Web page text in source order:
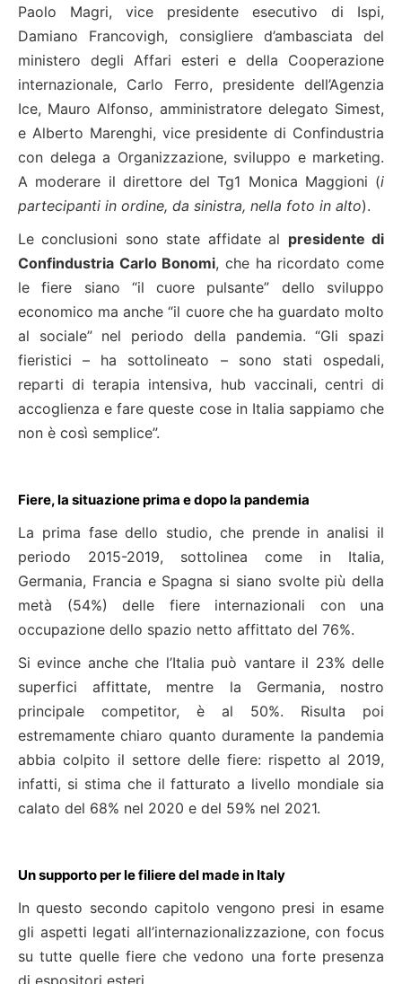
Paolo Magri, vice presidente esecutivo di Ispi,
Damiano Francovigh, consigliere d’ambasciata del
ministero degli Affari esteri e della Cooperazione
internazionale, Carlo Ferro, presidente dell’Agenzia
Ice, Mauro Alfonso, amministratore delegato Simest,
e Alberto Marenghi, vice presidente di Confindustria
con delega a Organizzazione, sviluppo e marketing.
A moderare il direttore del Tg1 Monica Maggioni (i
partecipanti in ordine, da sinistra, nella foto in alto).
Le conclusioni sono state affidate al presidente di
Confindustria Carlo Bonomi, che ha ricordato come
le fiere siano “il cuore pulsante” dello sviluppo
economico ma anche “il cuore che ha guardato molto
al sociale” nel periodo della pandemia. “Gli spazi
fieristici – ha sottolineato – sono stati ospedali,
reparti di terapia intensiva, hub vaccinali, centri di
accoglienza e fare queste cose in Italia sappiamo che
non è così semplice”.
Fiere, la situazione prima e dopo la pandemia
La prima fase dello studio, che prende in analisi il
periodo 2015-2019, sottolinea come in Italia,
Germania, Francia e Spagna si siano svolte più della
metà (54%) delle fiere internazionali con una
occupazione dello spazio netto affittato del 76%.
Si evince anche che l’Italia può vantare il 23% delle
superfici affittate, mentre la Germania, nostro
principale competitor, è al 50%. Risulta poi
estremamente chiaro quanto duramente la pandemia
abbia colpito il settore delle fiere: rispetto al 2019,
infatti, si stima che il fatturato a livello mondiale sia
calato del 68% nel 2020 e del 59% nel 2021.
Un supporto per le filiere del made in Italy
In questo secondo capitolo vengono presi in esame
gli aspetti legati all’internazionalizzazione, con focus
su tutte quelle fiere che vedono una forte presenza
di espositori esteri.